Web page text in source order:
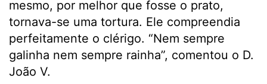
mesmo, por melhor que fosse o prato,
tornava-se uma tortura. Ele compreendia
perfeitamente o clérigo. “Nem sempre
galinha nem sempre rainha”, comentou o D.
João V.